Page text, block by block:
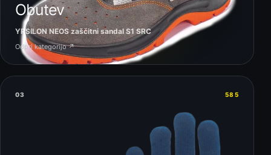
Obutev
YPSILON NEOS zaščitni sandal S1 SRC
Odpri kategorijo ↗
03 585